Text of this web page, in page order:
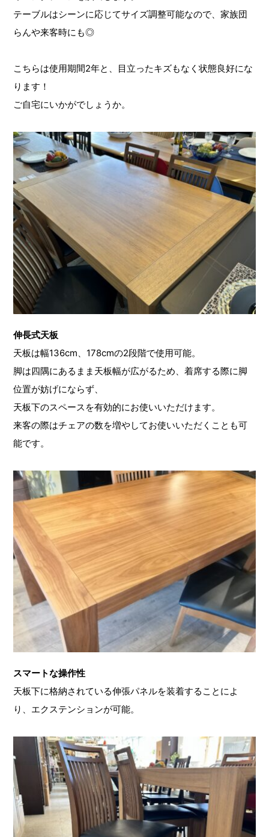
テーブルはシーンに応じてサイズ調整可能なので、家族団
らんや来客時にも◎
こちらは使用期間2年と、目立ったキズもなく状態良好にな
ります！
ご自宅にいかがでしょうか。
伸長式天板
天板は幅136cm、178cmの2段階で使用可能。
脚は四隅にあるまま天板幅が広がるため、着席する際に脚
位置が妨げにならず、
天板下のスペースを有効的にお使いいただけます。
来客の際はチェアの数を増やしてお使いいただくことも可
能です。
スマートな操作性
天板下に格納されている伸張パネルを装着することによ
り、エクステンションが可能。